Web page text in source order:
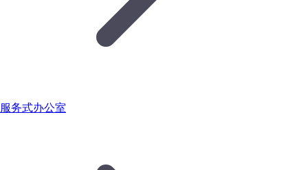
服务式办公室